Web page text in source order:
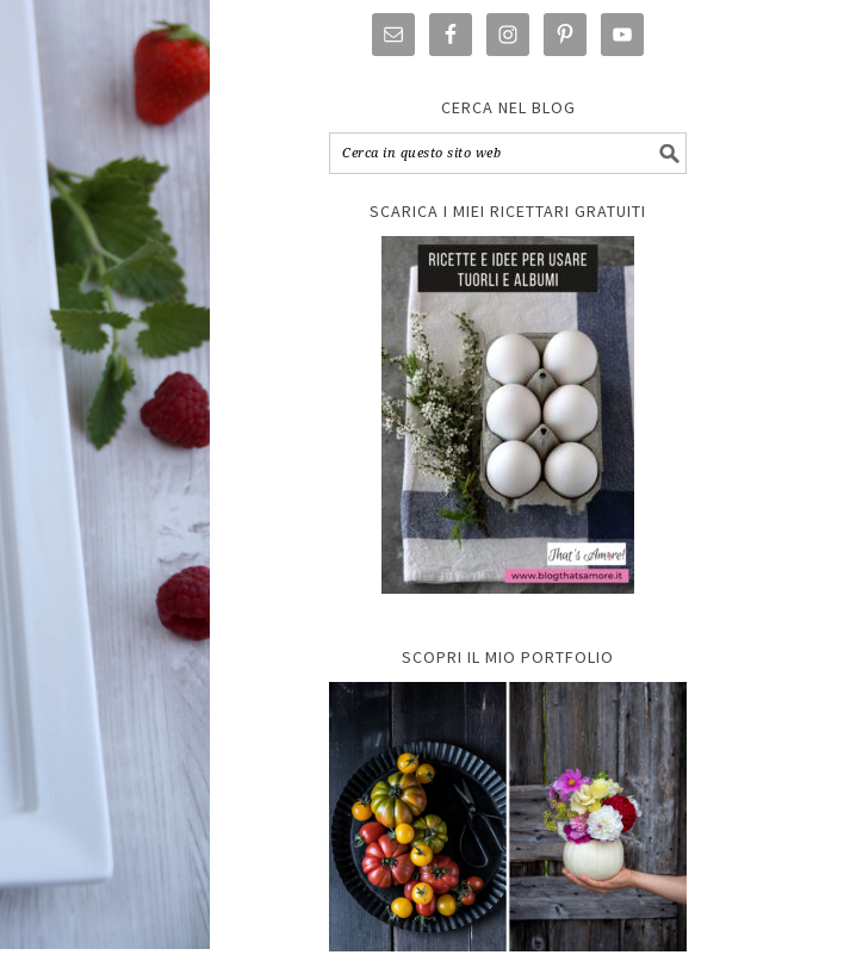
CERCA NEL BLOG
SCARICA I MIEI RICETTARI GRATUITI
SCOPRI IL MIO PORTFOLIO